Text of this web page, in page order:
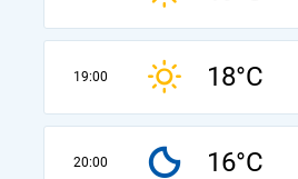
19:00 18°C
20:00 16°C